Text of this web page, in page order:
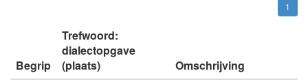
1
Begrip
Trefwoord:
dialectopgave
(plaats)
Omschrijving